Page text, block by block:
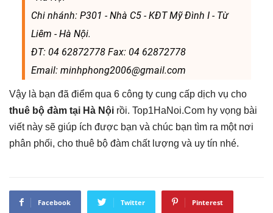
Chi nhánh: P301 - Nhà C5 - KĐT Mỹ Đình I - Từ
Liêm - Hà Nội.
ĐT: 04 62872778 Fax: 04 62872778
Email: minhphong2006@gmail.com
Vậy là bạn đã điểm qua 6 công ty cung cấp dịch vụ cho
thuê bộ đàm tại Hà Nội rồi. Top1HaNoi.Com hy vọng bài
viết này sẽ giúp ích được bạn và chúc bạn tìm ra một nơi
phân phối, cho thuê bộ đàm chất lượng và uy tín nhé.
Facebook Twitter Pinterest